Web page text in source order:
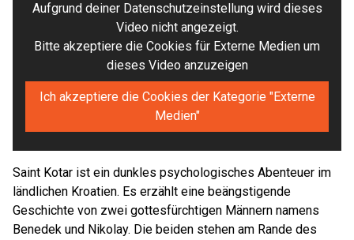
Aufgrund deiner Datenschutzeinstellung wird dieses
Video nicht angezeigt.
Bitte akzeptiere die Cookies für Externe Medien um
dieses Video anzuzeigen
Ich akzeptiere die Cookies der Kategorie "Externe
Medien"
Saint Kotar ist ein dunkles psychologisches Abenteuer im
ländlichen Kroatien. Es erzählt eine beängstigende
Geschichte von zwei gottesfürchtigen Männern namens
Benedek und Nikolay. Die beiden stehen am Rande des